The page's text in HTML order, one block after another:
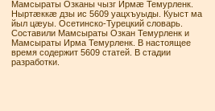
Мамсыраты Озканы чызг Ирмæ Темурленк.
Ныртæккæ дзы ис 5609 уацхъуыды. Куыст ма
йыл цæуы. Осетинско-Турецкий словарь.
Составили Мамсыраты Озкан Темурленк и
Мамсыраты Ирма Темурленк. В настоящее
время содержит 5609 статей. В стадии
разработки.